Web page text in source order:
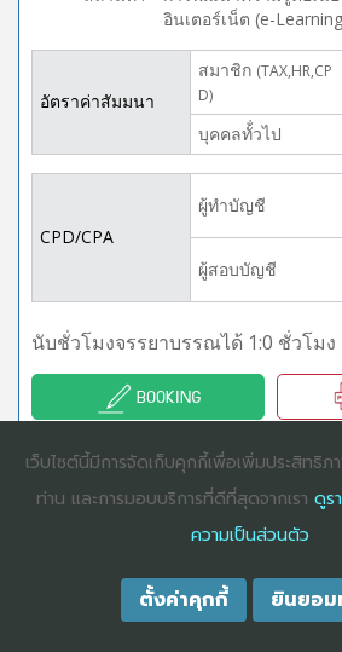
อินเตอร์เน็ต (e-
อัตราค่าสัมมนา
สมาชิก (TAX,HR,CP
D)
บุคคลทั้่วไป
CPD/CPA
ผู้ทำบัญชี
ผู้สอบบัญชี
นับชั่วโมงจรรยาบรรณได้ 1:0 ชั่วโมง
BOOKING
DHARMNITI SEMINAR
RIGHTS RESERVED. E-COMMERCIAL
เว็บไซต์นี้มีการจัดเก็บคุกกี้เพื่อเพิ่มประสิทธิภ
ท่าน และการมอบบริการที่ดีที่สุดจากเรา ดูร
ความเป็นส่วนตัว
ตั้งค่าคุกกี้ ยินยอ